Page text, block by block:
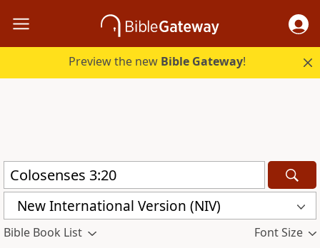
Preview the new Bible Gateway!
New International Version (NIV)
Bible Book List Font Size